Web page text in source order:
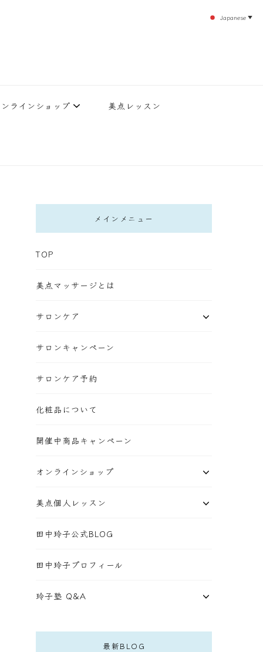
ラインショップ 美点レッスン
メインメニュー
TOP
美点マッサージとは
サロンケア
サロンキャンペーン
サロンケア予約
化粧品について
開催中商品キャンペーン
オンラインショップ
美点個人レッスン
田中玲子公式BLOG
田中玲子プロフィール
玲子塾 Q&A
最新BLOG
Japanese ▼